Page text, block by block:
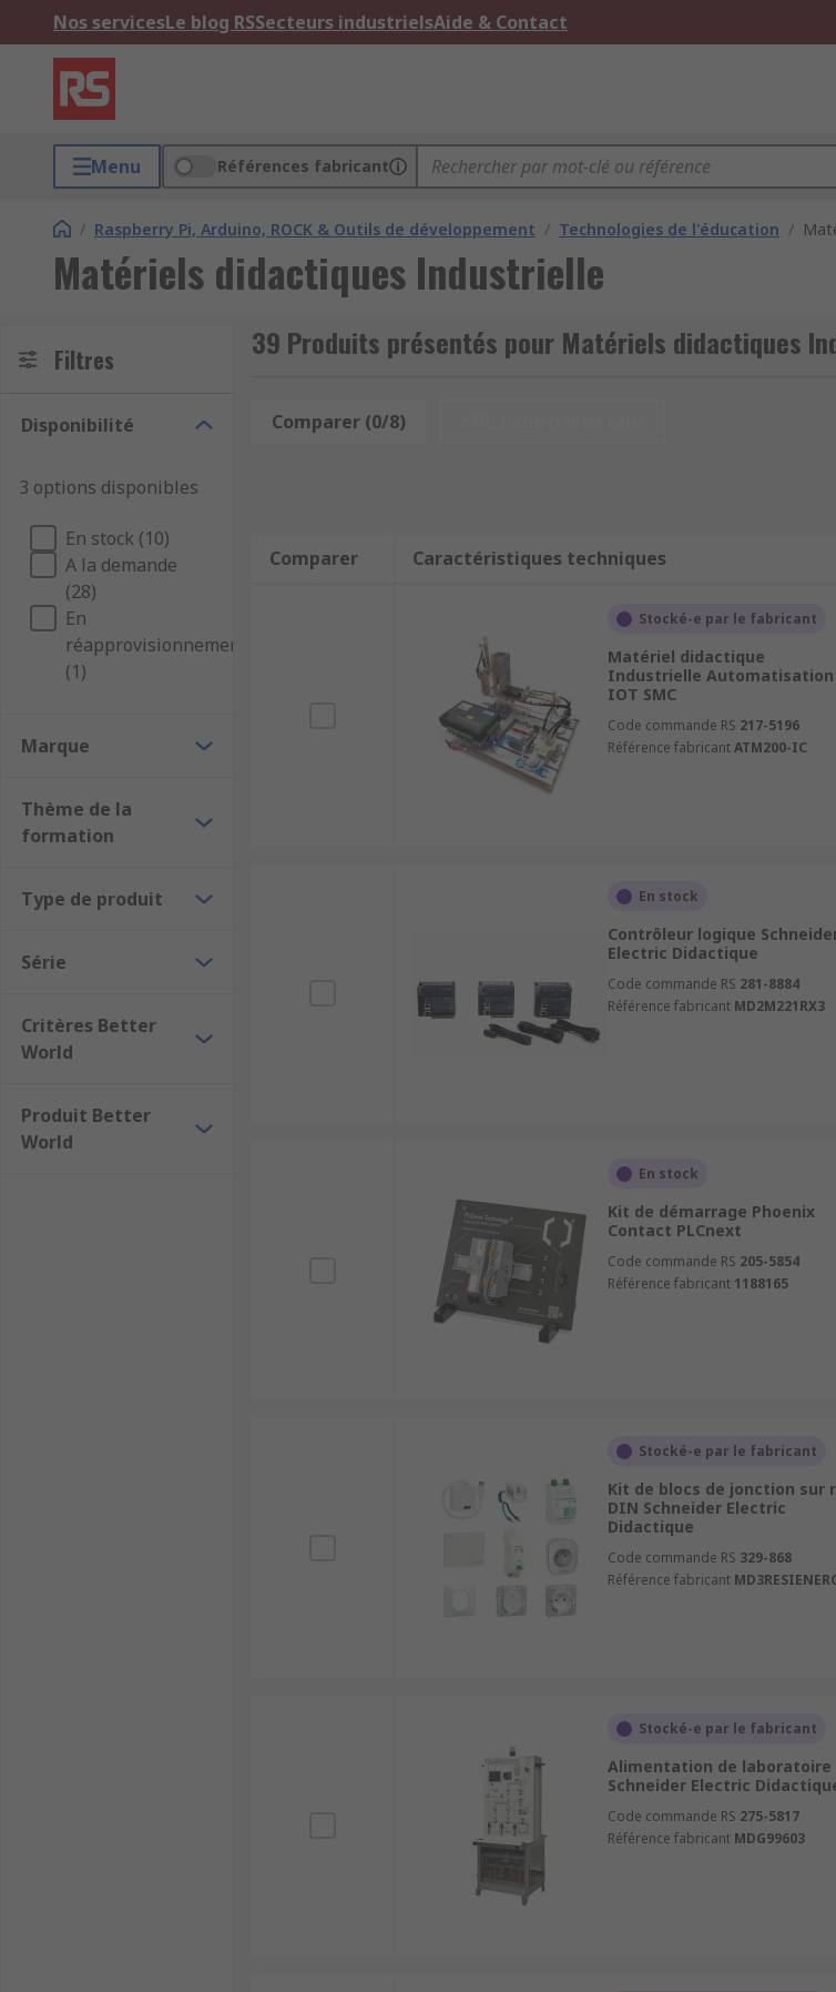
Nos servicesLe blog RSSecteurs industrielsAide & Contact
Menu Références fabricant
/ Raspberry Pi, Arduino, ROCK & Outils de développement / Technologies de l'éducation /
Matériels didactiques Industrielle
Filtres
Disponibilité
3 options disponibles
En stock (10)
A la demande
(28)
En
réapprovisionnement
(1)
Marque
Thème de la
formation
Type de produit
Série
Critères Better
World
Produit Better
World
39 Produits présentés pour Matériels didactiques
Comparer (0/8)
Comparer Caractéristiques techniques
Stocké-e par le fabricant
Matériel didactique
Industrielle Automatisation
IOT SMC
Code commande RS 217-5196
Référence fabricantATM200-IC
En stock
Contrôleur logique
Electric Didactique
Code commande RS 281-8884
Référence fabricant MD2M221RX3
En stock
Kit de démarrage Phoenix
Contact PLCnext
Code commande RS 205-5854
Référence fabricant 1188165
Stocké-e par le fabricant
Kit de blocs de jonction sur
DIN Schneider Electric
Didactique
Code commande RS 329-868
Référence fabricant
Stocké-e par le fabricant
Alimentation de laboratoire
Schneider Electric
Code commande RS 275-5817
Référence fabricant MDG99603